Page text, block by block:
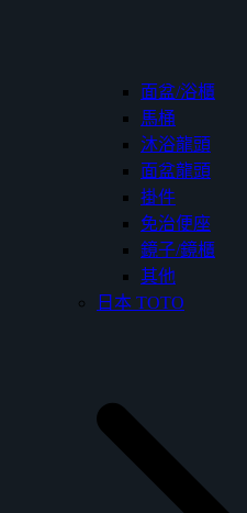
面盆/浴櫃
馬桶
沐浴龍頭
面盆龍頭
掛件
免治便座
鏡子/鏡櫃
其他
日本 TOTO